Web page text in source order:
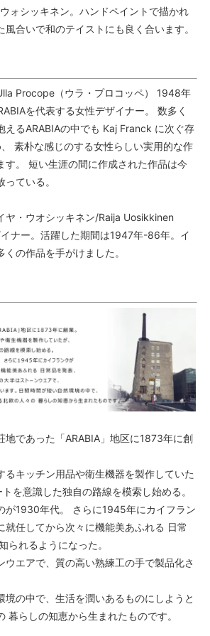
ォシッキネン。ハンドペイントで描かれ
合いで和のテイストにも良く合います。
Procope（ウラ・プロコッペ） 1948年
を代表する女性デザイナー。 数多く
えるARABIAの中でも Kaj Franck に次ぐ存
素朴な感じのする女性らしい実用的な作
す。 短い生涯の間に作成された作品は今
ている。
ヤ・ウオシッキネン/Raija Uosikkinen
ナー。活躍した期間は1947年-86年。イ
の作品を手がけました。
地であった「ARABIA」地区に1873年に創
るキッチン用品や衛生機器を製作していた
を意識した独自の路線を模索し始める。
が1930年代。 さらに1945年にカイフラン
就任してから次々に機能美あふれる 日常
られるようになった。
ウエアで、質の高い熟練工の手で製品化さ
境の中で、生活を潤いあるものにしようと
暮らしの知恵から生まれたものです。